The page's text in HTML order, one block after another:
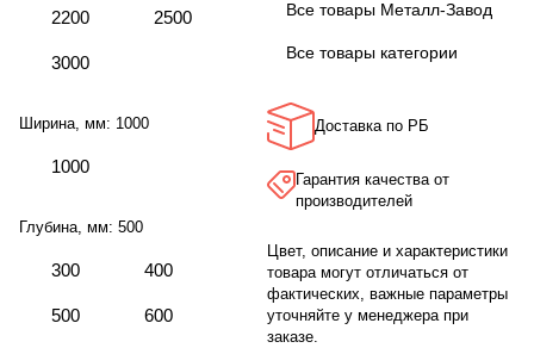
2200 2500
3000
Ширина, мм: 1000
1000
Глубина, мм: 500
300 400
500 600
Все товары Металл-Завод
Все товары категории
Доставка по РБ
Гарантия качества от
производителей
Цвет, описание и характеристики
товара могут отличаться от
фактических, важные параметры
уточняйте у менеджера при
заказе.